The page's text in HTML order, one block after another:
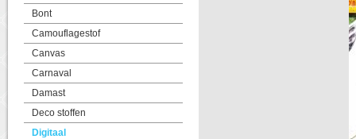
Bont
Camouflagestof
Canvas
Carnaval
Damast
Deco stoffen
Digitaal